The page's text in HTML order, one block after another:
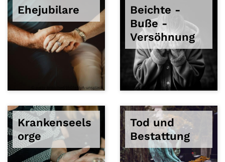
Ehejubilare
© patty-brito-hw69h0feNyA-unsplash
Beichte -
Buße -
Versöhnung
© Foto von Danie Franco auf Unsplash
Krankenseels
orge
Tod und
Bestattung